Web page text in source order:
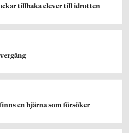
tillbaka elever till idrotten
en hjärna som försöker